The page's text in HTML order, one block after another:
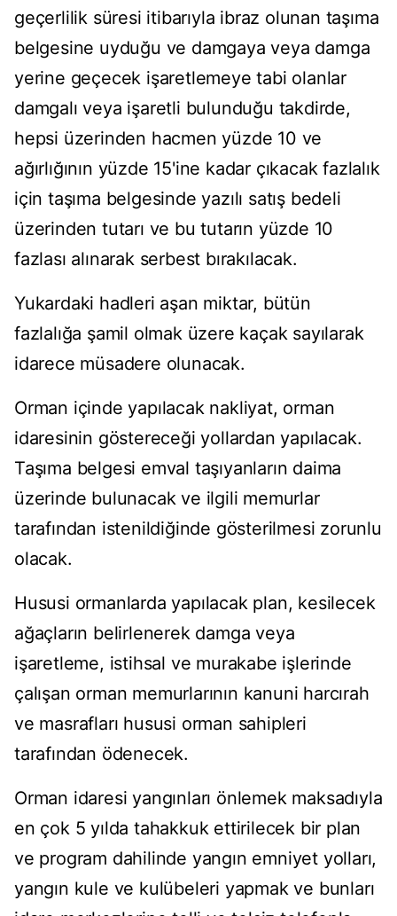
geçerlilik süresi itibarıyla ibraz olunan taşıma
belgesine uyduğu ve damgaya veya damga
yerine geçecek işaretlemeye tabi olanlar
damgalı veya işaretli bulunduğu takdirde,
hepsi üzerinden hacmen yüzde 10 ve
ağırlığının yüzde 15'ine kadar çıkacak fazlalık
için taşıma belgesinde yazılı satış bedeli
üzerinden tutarı ve bu tutarın yüzde 10
fazlası alınarak serbest bırakılacak.
Yukardaki hadleri aşan miktar, bütün
fazlalığa şamil olmak üzere kaçak sayılarak
idarece müsadere olunacak.
Orman içinde yapılacak nakliyat, orman
idaresinin göstereceği yollardan yapılacak.
Taşıma belgesi emval taşıyanların daima
üzerinde bulunacak ve ilgili memurlar
tarafından istenildiğinde gösterilmesi zorunlu
olacak.
Hususi ormanlarda yapılacak plan, kesilecek
ağaçların belirlenerek damga veya
işaretleme, istihsal ve murakabe işlerinde
çalışan orman memurlarının kanuni harcırah
ve masrafları hususi orman sahipleri
tarafından ödenecek.
Orman idaresi yangınları önlemek maksadıyla
en çok 5 yılda tahakkuk ettirilecek bir plan
ve program dahilinde yangın emniyet yolları,
yangın kule ve kulübeleri yapmak ve bunları